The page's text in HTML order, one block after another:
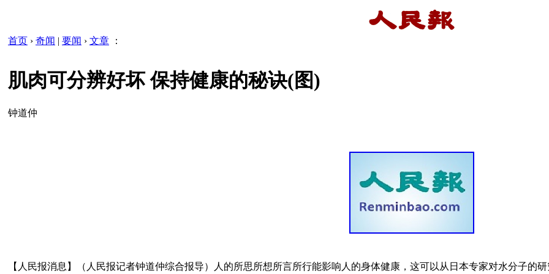
首页 › 奇闻 | 要闻 › 文章 ：
肌肉可分辨好坏 保持健康的秘诀(图)
钟道仲
【人民报消息】（人民报记者钟道仲综合报导）人的所思所想所言所行能影响人的身体健康，这可以从日本专家对水分子的研